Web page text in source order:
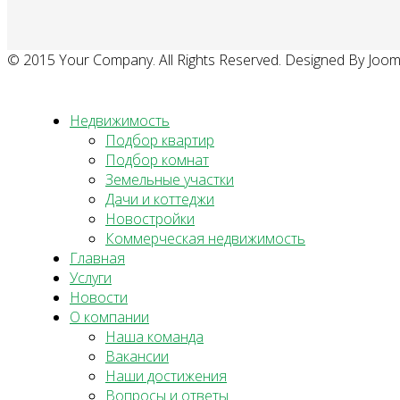
© 2015 Your Company. All Rights Reserved. Designed By
Недвижимость
Подбор квартир
Подбор комнат
Земельные участки
Дачи и коттеджи
Новостройки
Коммерческая недвижимость
Главная
Услуги
Новости
О компании
Наша команда
Вакансии
Наши достижения
Вопросы и ответы